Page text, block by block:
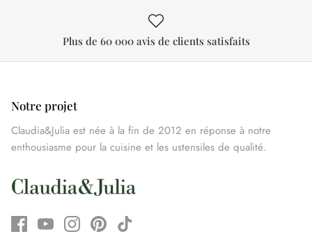
Plus de 60 000 avis de clients satisfaits
Notre projet
Claudia&Julia est née à la fin de 2012 en réponse à notre
enthousiasme pour la cuisine et les ustensiles de qualité.